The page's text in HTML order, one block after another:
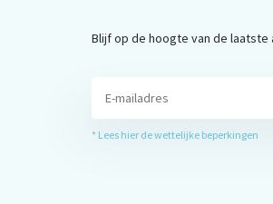
Blijf op de hoogte van de
* Lees hier de wettelijke beperkingen